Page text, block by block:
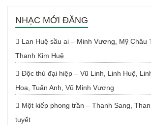
NHẠC MỚI ĐĂNG
Lan Huệ sầu ai – Minh Vương, Mỹ Châu
Thanh Kim Huệ
Độc thủ đại hiệp – Vũ Linh, Linh Huệ,
Hoa, Tuấn Anh, Vũ Minh Vương
Một kiếp phong trần – Thanh Sang,
tuyết